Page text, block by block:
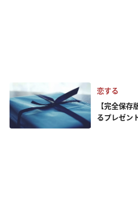
恋する
【完全保
るプレゼン